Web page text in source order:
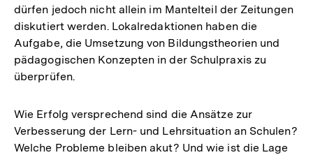
dürfen jedoch nicht allein im Mantelteil der Zeitungen
diskutiert werden. Lokalredaktionen haben die
Aufgabe, die Umsetzung von Bildungstheorien und
pädagogischen Konzepten in der Schulpraxis zu
überprüfen.
Wie Erfolg versprechend sind die Ansätze zur
Verbesserung der Lern- und Lehrsituation an Schulen?
Welche Probleme bleiben akut? Und wie ist die Lage